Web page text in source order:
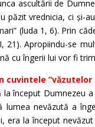
ascultării de
păzit vrednicia, ci și-
(luda 1, 6). Prin
21). Apropiindu-se
cu îngerii lui vor fi
cuvintele “văzutelor
la început Dumnezeu
lumea nevăzută a
era la început